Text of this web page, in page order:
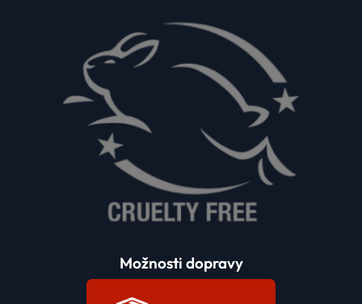
Možnosti dopravy